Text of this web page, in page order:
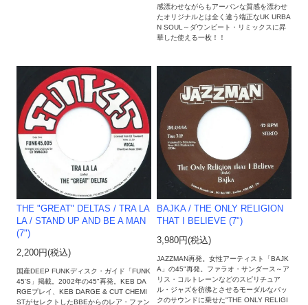
感漂わせながらもアーバンな質感を漂わせ
たオリジナルとは全く違う端正なUK URBA
N SOUL～ダウンビート・リミックスに昇
華した使える一枚！！
THE "GREAT" DELTAS / TRA LA
LA / STAND UP AND BE A MAN
(7")
2,200円(税込)
国産DEEP FUNKディスク・ガイド「FUNK
45'S」掲載。2002年の45"再発。KEB DA
RGEプレイ、KEB DARGE & CUT CHEMI
STがセレクトしたBBEからのレア・ファン
BAJKA / THE ONLY RELIGION
THAT I BELIEVE (7")
3,980円(税込)
JAZZMAN再発。女性アーティスト「BAJK
A」の45"再発。ファラオ・サンダース～ア
リス・コルトレーンなどのスピリチュア
ル・ジャズを彷彿とさせるモーダルなバッ
クのサウンドに乗せた"THE ONLY RELIGI